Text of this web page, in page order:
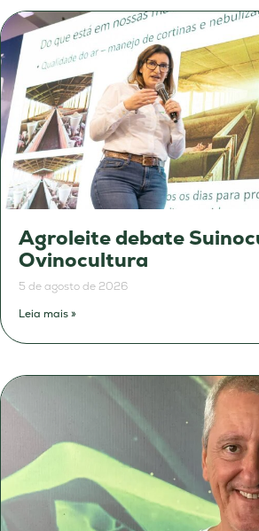
Agroleite debate
Ovinocultura
5 de agosto de 2026
Leia mais »